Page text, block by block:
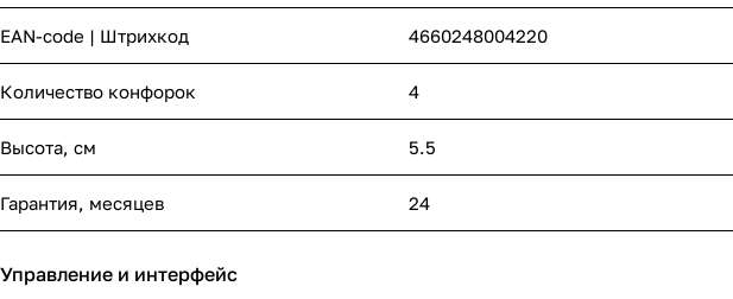
EAN-code | Штрихкод 4660248004220
Количество конфорок 4
Высота, см 5.5
Гарантия, месяцев 24
Управление и интерфейс